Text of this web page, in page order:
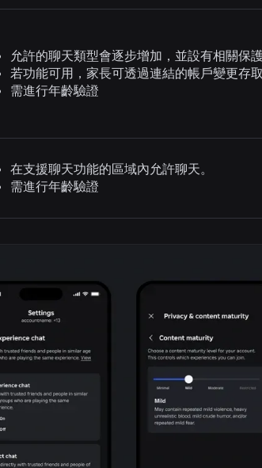
允許的聊天類型會逐步增加，並設有相關保護
若功能可用，家長可透過連結的帳戶變更存取
需進行年齡驗證
在支援聊天功能的區域內允許聊天。
需進行年齡驗證